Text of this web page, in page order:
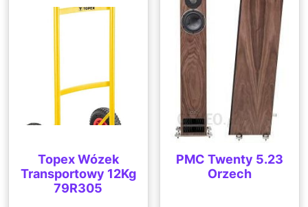
Topex Wózek
Transportowy 12Kg
79R305
PMC Twenty 5.23
Orzech